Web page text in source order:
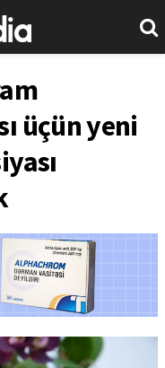
üçün yeni